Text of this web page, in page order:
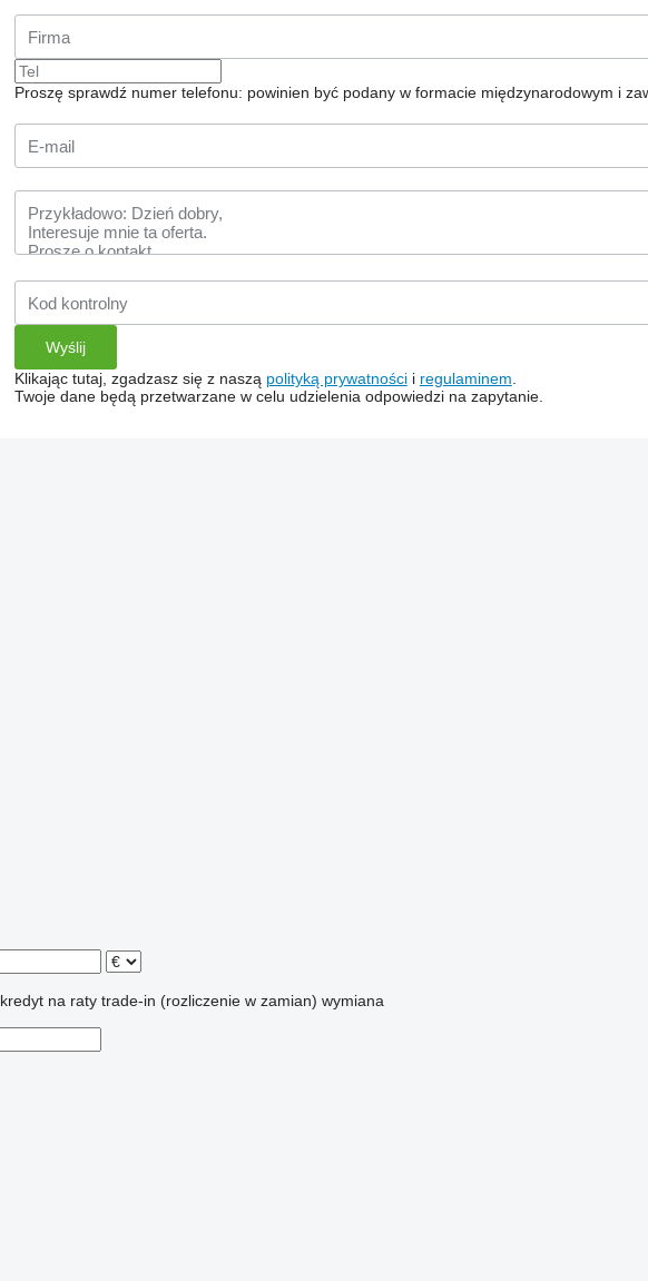
Proszę sprawdź numer telefonu: powinien być podany w formacie międzynarodowym i
Klikając tutaj, zgadzasz się z naszą polityką prywatnościi regulaminem
Twoje dane będą przetwarzane w celu udzielenia odpowiedzi na zapytanie.
kredyt na raty trade-in (rozliczenie w zamian) wymiana